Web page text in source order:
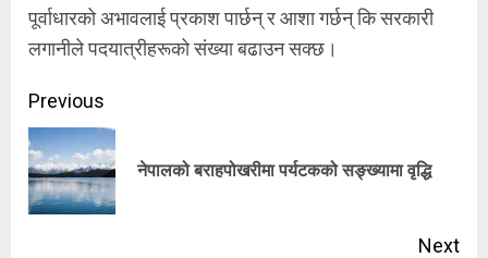
पूर्वाधारको अभावलाई प्रकाश पार्छन् र आशा गर्छन् कि सरकारी
लगानीले पदयात्रीहरूको संख्या बढाउन सक्छ।
Continue
Reading
Previous
नेपालको बराहपोखरीमा पर्यटकको सङ्ख्यामा वृद्धि
Next